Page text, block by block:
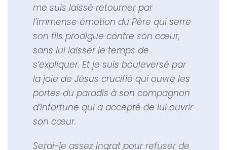
me suis laissé retourner par
l’immense émotion du Père qui serre
son fils prodigue contre son cœur,
sans lui laisser le temps de
s’expliquer. Et je suis bouleversé par
la joie de Jésus crucifié qui ouvre les
portes du paradis à son compagnon
d’infortune qui a accepté de lui ouvrir
son cœur.
Serai-je assez ingrat pour refuser de